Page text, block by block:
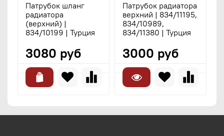
Патрубок шланг
радиатора
(верхний) |
834/10199 | Турция
3080 руб
Патрубок радиатора
верхний | 834/11195,
834/10989,
834/11380 | Турция
3000 руб